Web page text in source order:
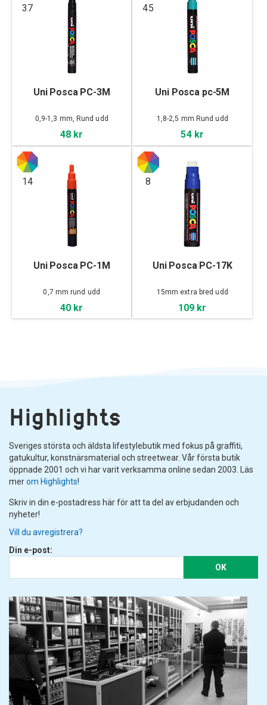
37
Uni Posca PC-3M
0,9-1,3 mm, Rund udd
48 kr
45
Uni Posca pc-5M
1,8-2,5 mm Rund udd
54 kr
14
Uni Posca PC-1M
0,7 mm rund udd
40 kr
8
Uni Posca PC-17K
15mm extra bred udd
109 kr
Highlights
Sveriges största och äldsta lifestylebutik med fokus på graffiti,
gatukultur, konstnärsmaterial och streetwear. Vår första butik
öppnade 2001 och vi har varit verksamma online sedan 2003. Läs
merom Highlights!
Skriv in din e-postadress här för att ta del av erbjudanden och
nyheter!
Vill du avregistrera?
Din e-post:
OK